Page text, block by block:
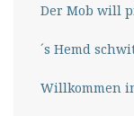
Der Mob will
´s Hemd
Willkommen